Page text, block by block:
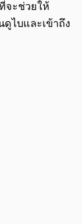
จะช่วยให้
ดูไบและเข้าถึง